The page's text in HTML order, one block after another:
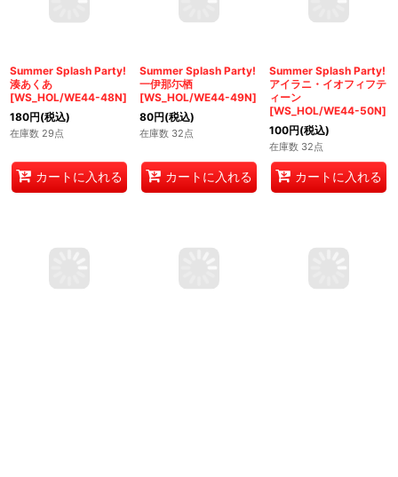
Summer Splash Party!
湊あくあ
[WS_HOL/WE44-48N]
180円(税込)
在庫数 29点
Summer Splash Party!
一伊那尓栖
[WS_HOL/WE44-49N]
80円(税込)
在庫数 32点
Summer Splash Party!
アイラニ・イオフィフテ
ィーン
[WS_HOL/WE44-50N]
100円(税込)
在庫数 32点